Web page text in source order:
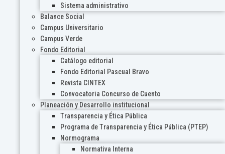
Sistema administrativo
Balance Social
Campus Universitario
Campus Verde
Fondo Editorial
Catálogo editorial
Fondo Editorial Pascual Bravo
Revista CINTEX
Convocatoria Concurso de Cuento
Planeación y Desarrollo institucional
Transparencia y Ética Pública
Programa de Transparencia y Ética Pública (PTEP)
Normograma
Normativa Interna